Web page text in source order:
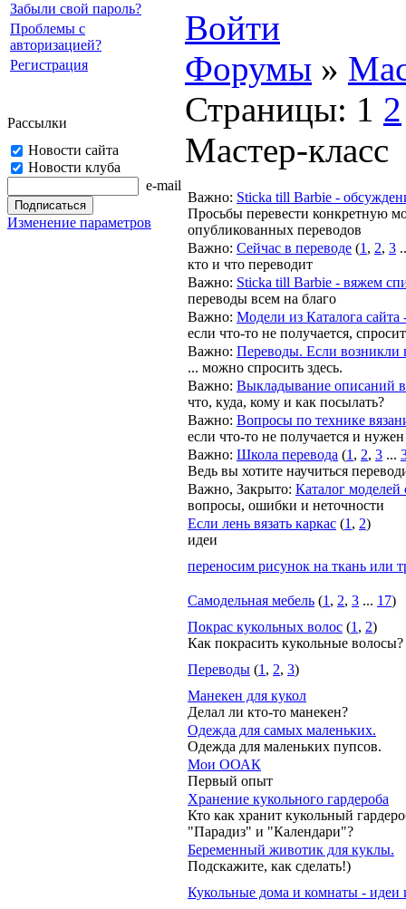
Забыли свой пароль?
Проблемы с
авторизацией?
Регистрация
Рассылки
Новости сайта
Новости клуба
e-mail
Изменение параметров
Войти
Форумы »
Страницы: 1 2
Мастер-класс
Важно: Sticka till Barbie -
Просьбы перевести конкретную
опубликованных переводов
Важно: Сейчас в переводе (1 , 2, 3
кто и что переводит
Важно: Sticka till Barbie - вяжем
переводы всем на благо
Важно: Модели из Каталога
если что-то не получается,
Важно: Переводы. Если возникли
... можно спросить здесь.
Важно: Выкладывание описаний в
что, куда, кому и как посылать?
Важно: Вопросы по технике
если что-то не получается и нужен
Важно: Школа перевода (1 , 2, 3 ...
Ведь вы хотите научиться
Важно, Закрыто: Каталог моделей
вопросы, ошибки и неточности
Если лень вязать каркас (1 , 2)
идеи
переносим рисунок на ткань или
Самодельная мебель (1 , 2, 3 ... 17)
Покрас кукольных волос (1 , 2)
Как покрасить кукольные волосы?
Переводы (1 , 2, 3)
Манекен для кукол
Делал ли кто-то манекен?
Одежда для самых маленьких.
Одежда для маленьких пупсов.
Мои ООАК
Первый опыт
Хранение кукольного гардероба
Кто как хранит кукольный
"Парадиз" и "Календари"?
Беременный животик для куклы.
Подскажите, как сделать!)
Кукольные дома и комнаты - идеи